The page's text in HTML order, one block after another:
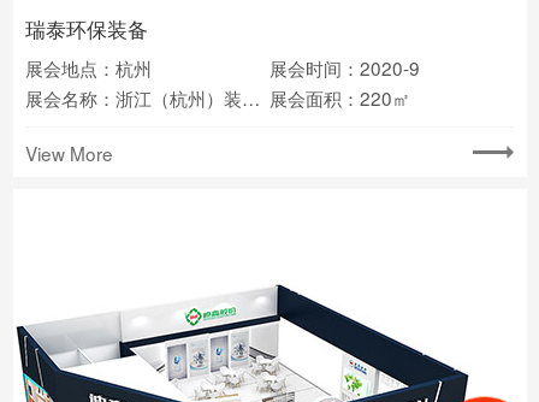
瑞泰环保装备
展会地点：杭州
展会时间：2020-9
展会名称：浙江（杭州）装备制造业博览会 展会面积：220㎡
View More